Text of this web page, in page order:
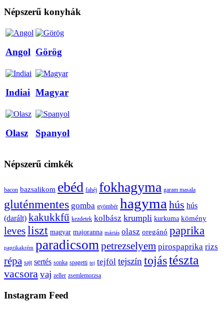
Népszerű konyhák
Angol Görög
Indiai Magyar
Olasz Spanyol
Népszerű cimkék
bacon bazsalikom ebéd fahéj fokhagyma garam masala
gluténmentes gomba gyömbér hagyma hús hús
(darált) kakukkfű kezdetek kolbász krumpli kurkuma kömény
levesliszt magyar majoranna mártás olasz oregánó paprika
paprikakrém paradicsompetrezselyem pirospaprika rizs
répa sajt sertés sonka spagetti tej tejföl tejszín tojástészta
vacsoravaj zeller zsemlemorzsa
Instagram Feed